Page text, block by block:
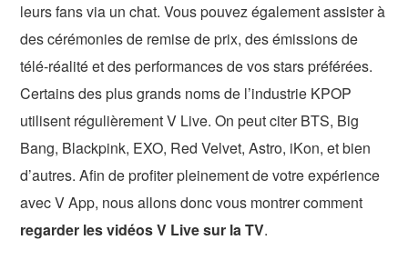
leurs fans via un chat. Vous pouvez également assister à
des cérémonies de remise de prix, des émissions de
télé-réalité et des performances de vos stars préférées.
Certains des plus grands noms de l’industrie KPOP
utilisent régulièrement V Live. On peut citer BTS, Big
Bang, Blackpink, EXO, Red Velvet, Astro, iKon, et bien
d’autres. Afin de profiter pleinement de votre expérience
avec V App, nous allons donc vous montrer comment
regarder les vidéos V Live sur la TV.